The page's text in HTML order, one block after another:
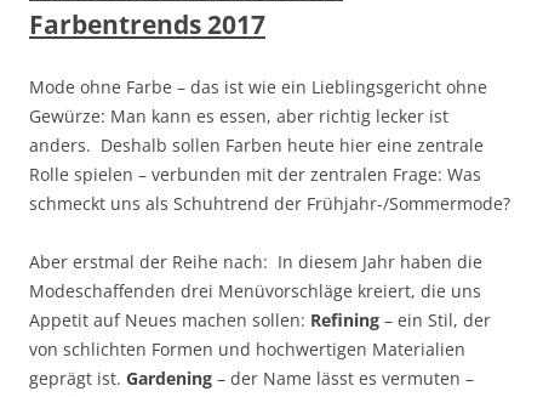
Farbentrends 2017
Mode ohne Farbe – das ist wie ein Lieblingsgericht ohne
Gewürze: Man kann es essen, aber richtig lecker ist
anders. Deshalb sollen Farben heute hier eine zentrale
Rolle spielen – verbunden mit der zentralen Frage: Was
schmeckt uns als Schuhtrend der Frühjahr-/Sommermode?
Aber erstmal der Reihe nach: In diesem Jahr haben die
Modeschaffenden drei Menüvorschläge kreiert, die uns
Appetit auf Neues machen sollen: Refining – ein Stil, der
von schlichten Formen und hochwertigen Materialien
geprägt ist. Gardening – der Name lässt es vermuten –